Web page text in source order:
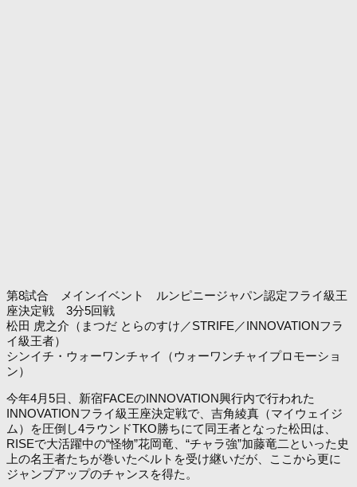
第8試合 メインイベント ルンピニージャパン認定フライ級王
座決定戦 3分5回戦
松田 虎之介（まつだ とらのすけ／STRIFE／INNOVATIONフラ
イ級王者）
シンイチ・ウォーワンチャイ（ウォーワンチャイプロモーショ
ン）
今年4月5日、新宿FACEのINNOVATION興行内で行われた
INNOVATIONフライ級王座決定戦で、吉角綾真（マイウェイジ
ム）を圧倒し4ラウンドTKO勝ちにて同王者となった松田は、
RISEで大活躍中の“怪物”花岡竜、“チャラ強”加藤竜二といった史
上の名王者たちが巻いたベルトを受け継いだが、ここから更に
ジャンプアップのチャンスを得た。